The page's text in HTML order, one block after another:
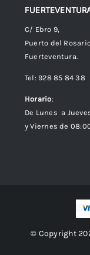
C/ Ebro 9,
Puerto del
Fuerteventura.
Tel: 928 85 84 38
Horario:
De Lunes a
y Viernes de
© Copyright